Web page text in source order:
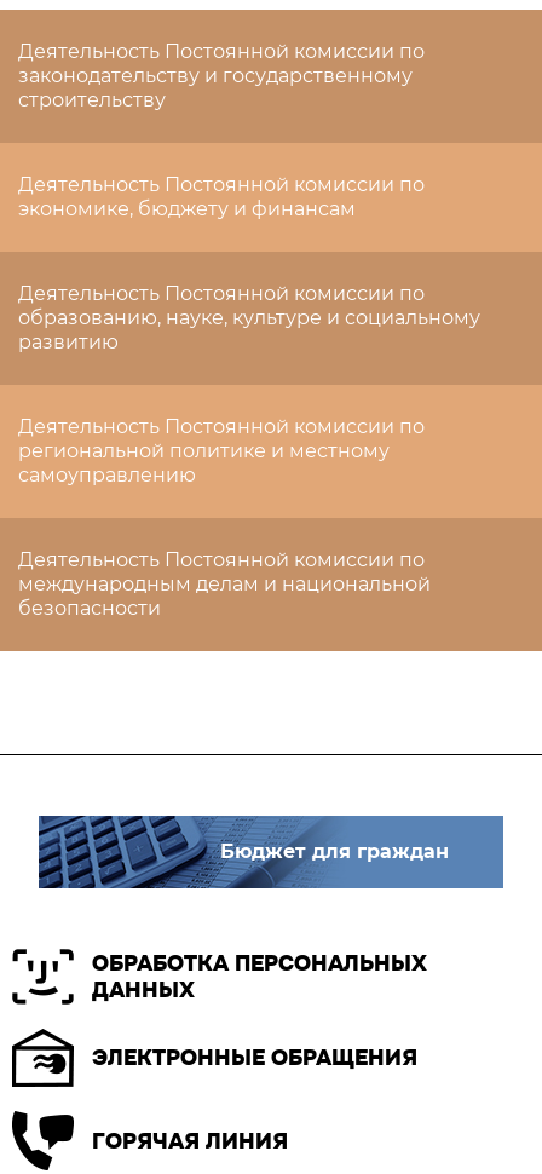
Деятельность Постоянной комиссии по
законодательству и государственному
строительству
Деятельность Постоянной комиссии по
экономике, бюджету и финансам
Деятельность Постоянной комиссии по
образованию, науке, культуре и социальному
развитию
Деятельность Постоянной комиссии по
региональной политике и местному
самоуправлению
Деятельность Постоянной комиссии по
международным делам и национальной
безопасности
Бюджет для граждан
ОБРАБОТКА ПЕРСОНАЛЬНЫХ
ДАННЫХ
ЭЛЕКТРОННЫЕ ОБРАЩЕНИЯ
ГОРЯЧАЯ ЛИНИЯ